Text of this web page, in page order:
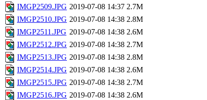
IMGP2509.JPG 2019-07-08 14:37 2.7M
IMGP2510.JPG 2019-07-08 14:38 2.8M
IMGP2511.JPG 2019-07-08 14:38 2.6M
IMGP2512.JPG 2019-07-08 14:38 2.7M
IMGP2513.JPG 2019-07-08 14:38 2.8M
IMGP2514.JPG 2019-07-08 14:38 2.6M
IMGP2515.JPG 2019-07-08 14:38 2.7M
IMGP2516.JPG 2019-07-08 14:38 2.6M